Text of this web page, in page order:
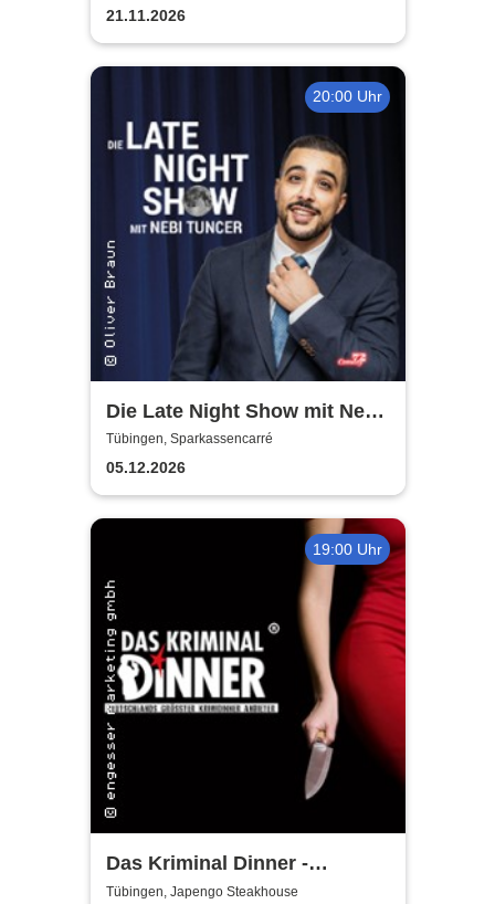
up-Comedy Show
21.11.2026
20:00 Uhr
Die Late Night Show mit Nebi
Tuncer
Tübingen, Sparkassencarré
05.12.2026
19:00 Uhr
Das Kriminal Dinner -
Testament à la Carte
Tübingen, Japengo Steakhouse